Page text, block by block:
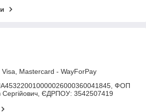
Mastercard - WayForPay
ФОП
Сергійович, ЄДРПОУ: 3542507419